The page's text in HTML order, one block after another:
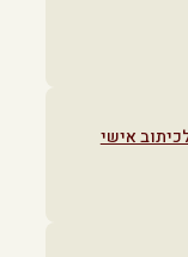
אישי